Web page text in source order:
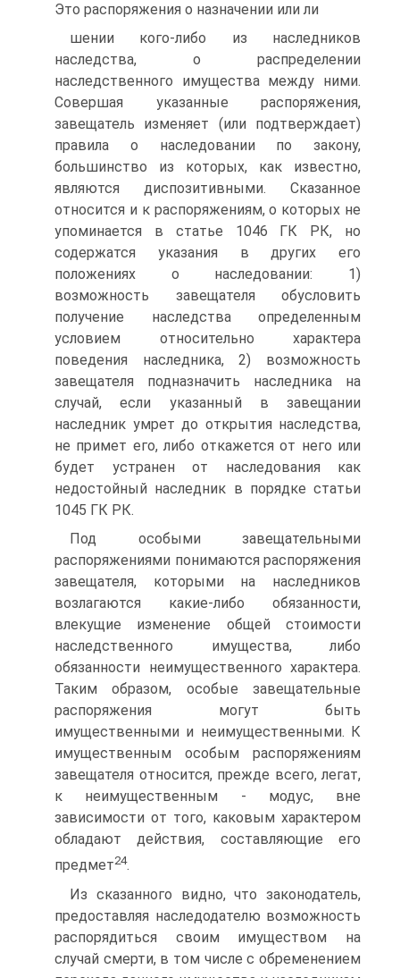
Это распоряжения о назначении или ли
шении кого-либо из наследников
наследства, о распределении
наследственного имущества между ними.
Совершая указанные распоряжения,
завещатель изменяет (или подтверждает)
правила о наследовании по закону,
большинство из которых, как известно,
являются диспозитивными. Сказанное
относится и к распоряжениям, о которых не
упоминается в статье 1046 ГК РК, но
содержатся указания в других его
положениях о наследовании: 1)
возможность завещателя обусловить
получение наследства определенным
условием относительно характера
поведения наследника, 2) возможность
завещателя подназначить наследника на
случай, если указанный в завещании
наследник умрет до открытия наследства,
не примет его, либо откажется от него или
будет устранен от наследования как
недостойный наследник в порядке статьи
1045 ГК РК.
Под особыми завещательными
распоряжениями понимаются распоряжения
завещателя, которыми на наследников
возлагаются какие-либо обязанности,
влекущие изменение общей стоимости
наследственного имущества, либо
обязанности неимущественного характера.
Таким образом, особые завещательные
распоряжения могут быть
имущественными и неимущественными. К
имущественным особым распоряжениям
завещателя относится, прежде всего, легат,
к неимущественным - модус, вне
зависимости от того, каковым характером
обладают действия, составляющие его
предмет24.
Из сказанного видно, что законодатель,
предоставляя наследодателю возможность
распорядиться своим имуществом на
случай смерти, в том числе с обременением